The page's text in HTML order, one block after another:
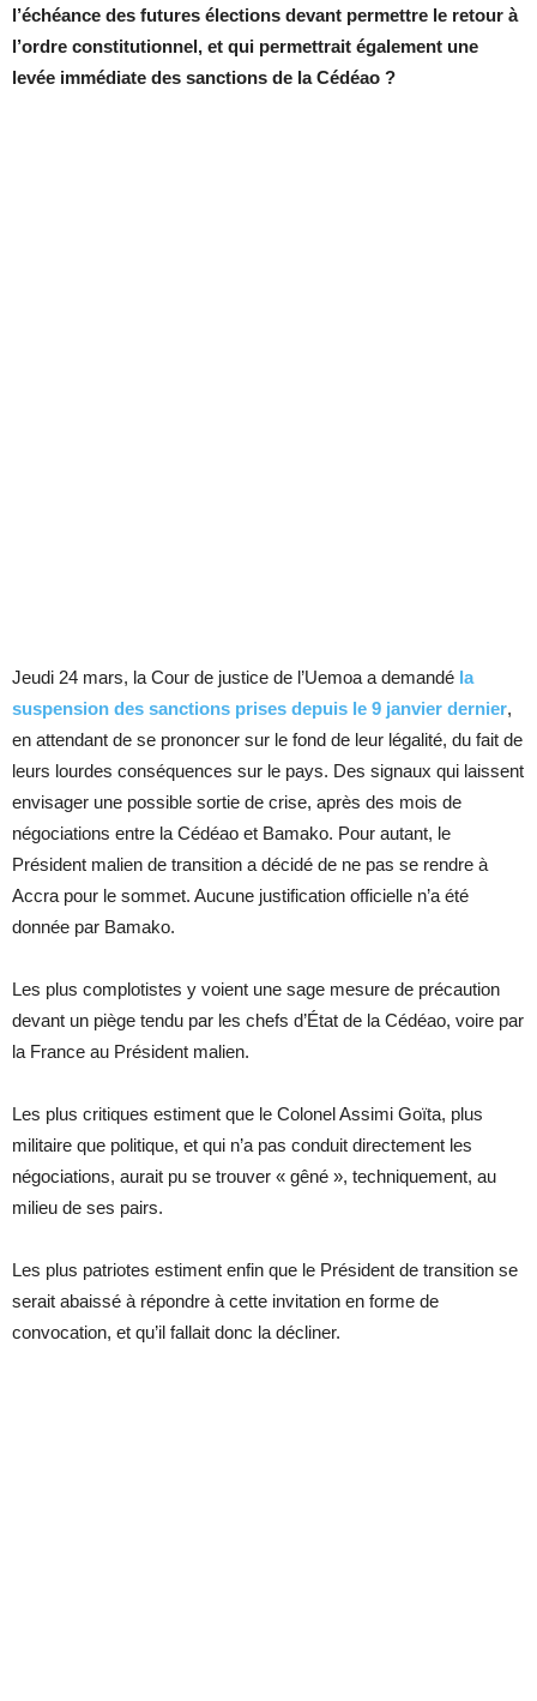
l’échéance des futures élections devant permettre le retour à
l’ordre constitutionnel, et qui permettrait également une
levée immédiate des sanctions de la Cédéao ?
Jeudi 24 mars, la Cour de justice de l’Uemoa a demandé la
suspension des sanctions prises depuis le 9 janvier dernier,
en attendant de se prononcer sur le fond de leur légalité, du fait de
leurs lourdes conséquences sur le pays. Des signaux qui laissent
envisager une possible sortie de crise, après des mois de
négociations entre la Cédéao et Bamako. Pour autant, le
Président malien de transition a décidé de ne pas se rendre à
Accra pour le sommet. Aucune justification officielle n’a été
donnée par Bamako.
Les plus complotistes y voient une sage mesure de précaution
devant un piège tendu par les chefs d’État de la Cédéao, voire par
la France au Président malien.
Les plus critiques estiment que le Colonel Assimi Goïta, plus
militaire que politique, et qui n’a pas conduit directement les
négociations, aurait pu se trouver « gêné », techniquement, au
milieu de ses pairs.
Les plus patriotes estiment enfin que le Président de transition se
serait abaissé à répondre à cette invitation en forme de
convocation, et qu’il fallait donc la décliner.